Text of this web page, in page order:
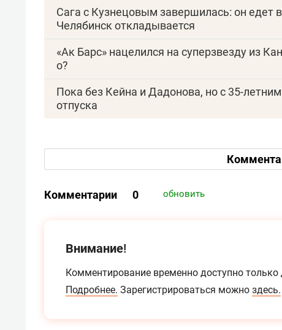
Сага с Кузнецовым завершилась: он едет
Челябинск откладывается
«Ак Барс» нацелился на суперзвезду из
о?
Пока без Кейна и Дадонова, но с 35-
отпуска
Комментарии 0 обновить
Внимание!
Комментирование временно доступно только
Подробнее. Зарегистрироваться можно здесь.